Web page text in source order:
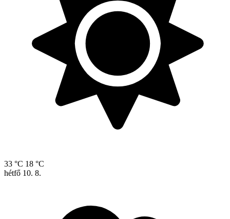
33 °C 18 °C
hétfő 10. 8.